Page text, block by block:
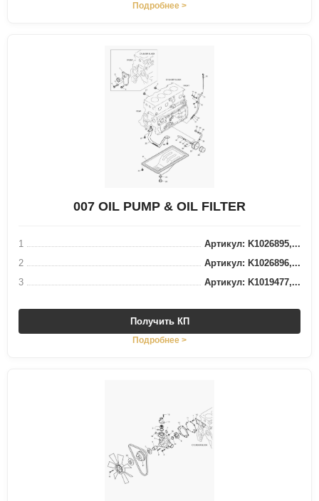
Подробнее >
007 OIL PUMP & OIL FILTER
1
Артикул: K1026895,...
2
Артикул: K1026896,...
3
Артикул: K1019477,...
Получить КП
Подробнее >